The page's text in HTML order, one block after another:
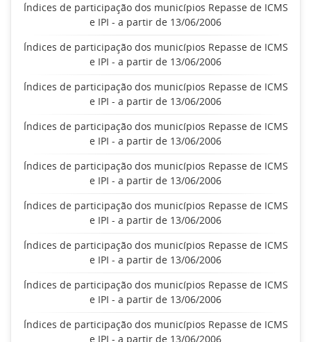
Índices de participação dos municípios Repasse de ICMS
e IPI - a partir de 13/06/2006
Índices de participação dos municípios Repasse de ICMS
e IPI - a partir de 13/06/2006
Índices de participação dos municípios Repasse de ICMS
e IPI - a partir de 13/06/2006
Índices de participação dos municípios Repasse de ICMS
e IPI - a partir de 13/06/2006
Índices de participação dos municípios Repasse de ICMS
e IPI - a partir de 13/06/2006
Índices de participação dos municípios Repasse de ICMS
e IPI - a partir de 13/06/2006
Índices de participação dos municípios Repasse de ICMS
e IPI - a partir de 13/06/2006
Índices de participação dos municípios Repasse de ICMS
e IPI - a partir de 13/06/2006
Índices de participação dos municípios Repasse de ICMS
e IPI - a partir de 13/06/2006